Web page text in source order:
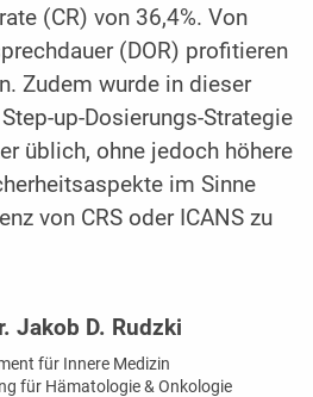
(CR) von 36,4%. Von
(DOR) profitieren
Zudem wurde in dieser
up-Dosierungs-Strategie
üblich, ohne jedoch höhere
im Sinne
von CRS oder ICANS zu
Jakob D. Rudzki
für Innere Medizin
für Hämatologie & Onkologie